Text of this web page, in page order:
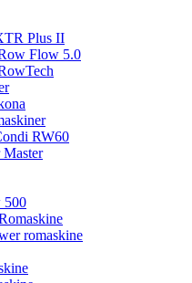
Plus II
Flow 5.0
RW60
500
romaskine